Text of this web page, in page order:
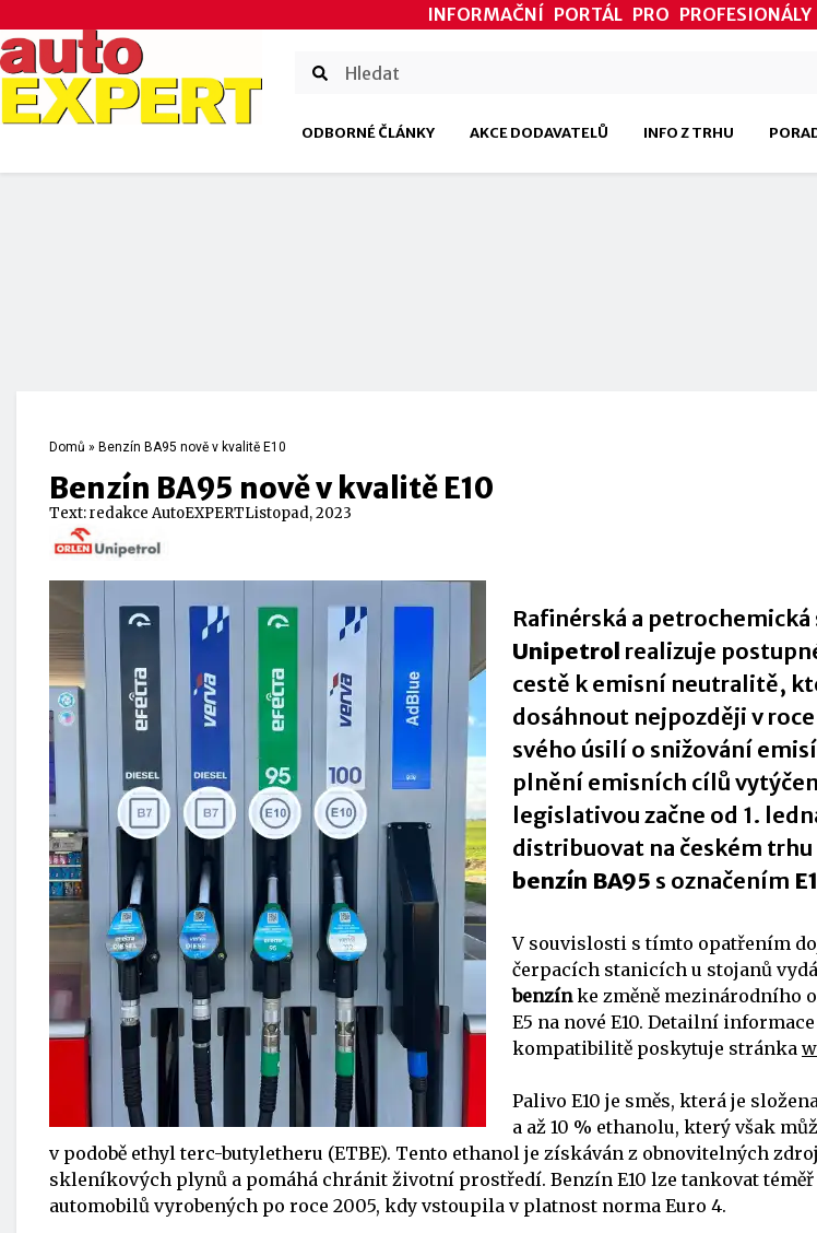
INFORMAČNÍ PORTÁL PRO
ODBORNÉ ČLÁNKY AKCE DODAVATELŮ INFO Z TRHU
Domů » Benzín BA95 nově v kvalitě E10
Benzín BA95 nově v kvalitě E10
Text:redakce AutoEXPERTListopad, 2023
Rafinérská a petrochemická
Unipetrol realizuje
cestě k emisní neutralitě,
dosáhnout nejpozději v roce
svého úsilí o snižování
plnění emisních cílů
legislativou začne od 1.
distribuovat na českém
benzín BA95 s označením
V souvislosti s tímto opatřením
čerpacích stanicích u stojanů
benzínke změně mezinárodního
E5 na nové E10. Detailní
kompatibilitě poskytuje stránka
Palivo E10 je směs, která je
a až 10 % ethanolu, který však
v podobě ethyl terc-butyletheru (ETBE). Tento ethanol je získáván z obnovitelných
skleníkových plynů a pomáhá chránit životní prostředí. Benzín E10 lze tankovat téměř
automobilů vyrobených po roce 2005, kdy vstoupila v platnost norma Euro 4.